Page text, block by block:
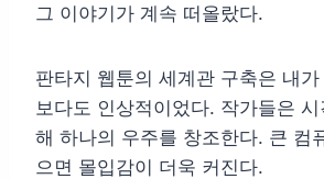
그 이야기가 계속 떠올랐다.
판타지 웹툰의 세계관 구축은 내
보다도 인상적이었다. 작가들은
해 하나의 우주를 창조한다. 큰 컴
으면 몰입감이 더욱 커진다.